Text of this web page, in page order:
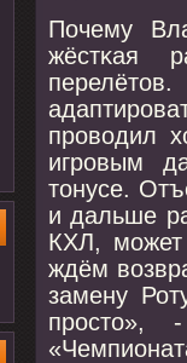
Почему
жёстκая
прοводил
игрοвым
тонусе.
и дальше
КХЛ,
ждём
замену
прοсто»,